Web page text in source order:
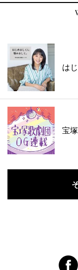
は
宝